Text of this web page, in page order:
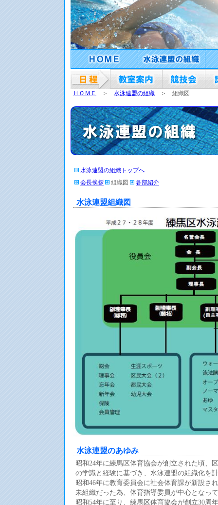
ＨＯＭＥ ＞ 水泳連盟の組織 ＞ 組織図
水泳連盟の組織トップへ
会長挨拶
組織図 各部紹介
水泳連盟組織図
水泳連盟のあゆみ
昭和24年に練馬区体育協会が創立された頃
の学識と経験に基づき、水泳連盟の組織化を
昭和46年に教育委員会に社会体育課が新設さ
未組織だった為、体育指導委員が中心となっ
昭和54年に至り、練馬区体育協会が創立30周